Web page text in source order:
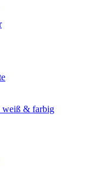
weiß & farbig